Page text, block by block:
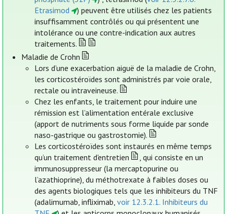
Etrasimod
) peuvent être utilisés chez les patients
insuffisamment contrôlés ou qui présentent une
intolérance ou une contre-indication aux autres
traitements.
Maladie de Crohn
Lors d’une exacerbation aiguë de la maladie de Crohn,
les corticostéroïdes sont administrés par voie orale,
rectale ou intraveineuse.
Chez les enfants, le traitement pour induire une
rémission est l’alimentation entérale exclusive
(apport de nutriments sous forme liquide par sonde
naso-gastrique ou gastrostomie).
Les corticostéroïdes sont instaurés en même temps
qu’un traitement d'entretien
, qui consiste en un
immunosuppresseur (la mercaptopurine ou
l’azathioprine), du méthotrexate à faibles doses ou
des agents biologiques tels que les inhibiteurs du TNF
(adalimumab, infliximab,voir 12.3.2.1. Inhibiteurs du